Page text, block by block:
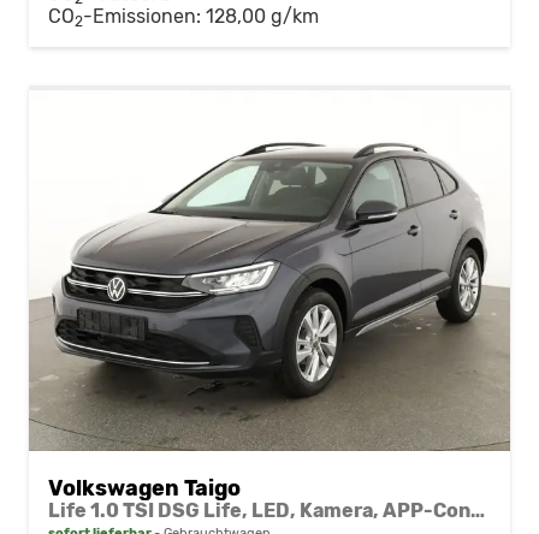
CO2-Emissionen: 128,00 g/km
Volkswagen Taigo
Life 1.0 TSI DSG Life, LED, Kamera, APP-Connect, Winter, 17-Zoll